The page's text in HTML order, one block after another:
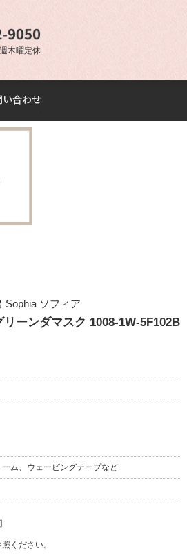
木曜定休
Sophia ソフィア
ーンダマスク 1008-1W-5F102B
ム、ウェービングテープなど
ください。
×